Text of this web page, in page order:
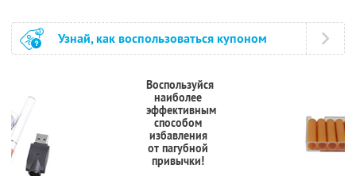
Узнай, как воспользоваться купоном
Воспользуйся
наиболее
эффективным
способом
избавления
от пагубной
привычки!